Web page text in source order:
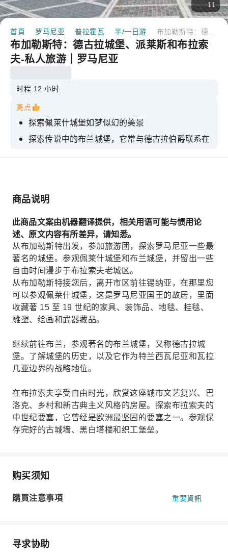
11
首頁 罗马尼亚 普拉霍瓦 半/一日游
布加勒斯特：德古拉城堡、派莱斯和布拉索
夫-私人旅游｜罗马尼亚
时程 12 小时
亮点
探索佩莱什城堡如梦似幻的美景
探索传说中的布兰城堡，它常与德古拉伯爵联系在
聆听引人入胜的故事、了解皇室历史和当地传说
商品说明
此商品文案由机器翻译提供，相关用语可能与惯用论
述、原文内容有所差异，请知悉。
从布加勒斯特出发，参加旅游团，探索罗马尼亚一些最
著名的城堡。参观佩莱什城堡和布兰城堡，并留出一些
自由时间漫步于布拉索夫老城区。
从布加勒斯特接您后，离开市区前往锡纳亚，在那里您
可以参观佩莱什城堡，这是罗马尼亚国王的故居，里面
收藏著 15 至 19 世纪的家具、装饰品、地毯、挂毯、
雕塑、绘画和武器藏品。
继续前往布兰，参观著名的布兰城堡，又称德古拉城
堡。了解城堡的历史，以及它作为特兰西瓦尼亚和瓦拉
几亚边界的战略地位。
在布拉索夫享受自由时光，欣赏这座城市文艺复兴、巴
洛克、乡村和新古典主义风格的房屋。探索布拉索夫的
中世纪要塞，它曾经是欧洲最坚固的要塞之一。参观保
存完好的古城墙、黑白塔楼和织工堡垒。
购买须知
購買注意事項 重要資訊
寻求协助